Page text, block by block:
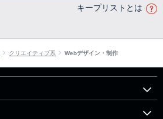
キープリストとは
クリエイティブ系 Webデザイン・制作